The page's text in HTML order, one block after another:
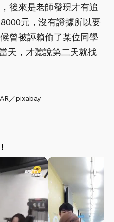
後來是老師發現才有追
元，沒有證據所以要
曾被誣賴偷了某位同學
天，才聽說第二天就找
／pixabay